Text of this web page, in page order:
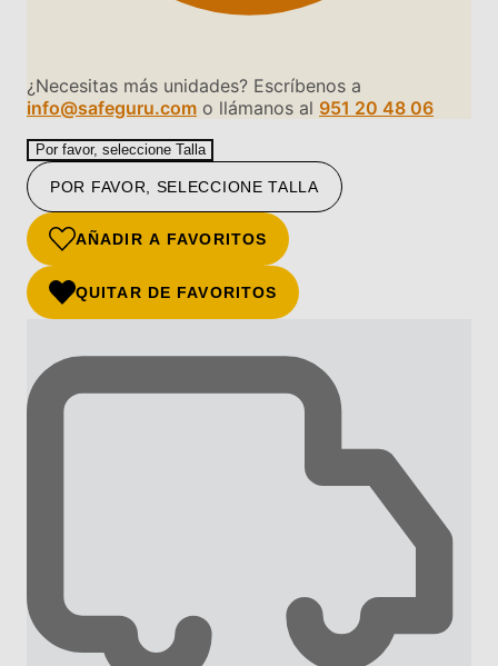
¿Necesitas más unidades? Escríbenos a
info@safeguru.com o llámanos al 951 20 48 06
Por favor, seleccione Talla
POR FAVOR, SELECCIONE TALLA
AÑADIR A FAVORITOS
QUITAR DE FAVORITOS